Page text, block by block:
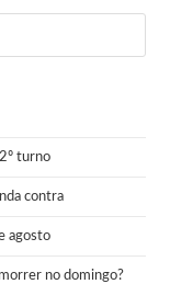
turno
contra
agosto
no domingo?